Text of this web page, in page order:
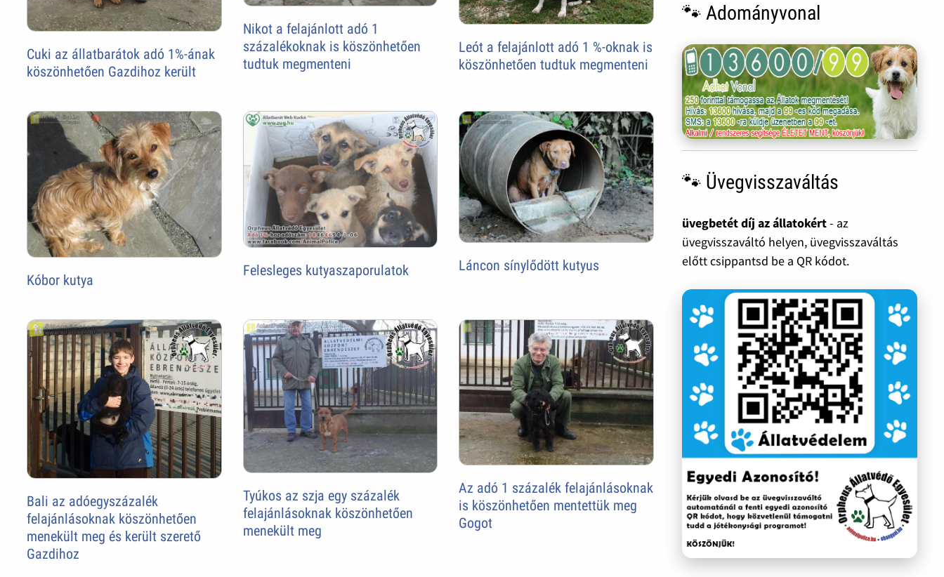
Cuki az állatbarátok adó 1%-ának
köszönhetően Gazdihoz került
Nikot a felajánlott adó 1
százalékoknak is köszönhetően
tudtuk megmenteni
Leót a felajánlott adó 1 %-oknak is
köszönhetően tudtuk megmenteni
Kóbor kutya
Felesleges kutyaszaporulatok Láncon sínylődött kutyus
Bali az adóegyszázalék
felajánlásoknak köszönhetően
menekült meg és került szerető
Gazdihoz
Tyúkos az szja egy százalék
felajánlásoknak köszönhetően
menekült meg
Az adó 1 százalék felajánlásoknak
is köszönhetően mentettük meg
Gogot
🐾 Adományvonal
🐾 Üvegvisszaváltás
üvegbetét díj az állatokért- az
üvegvisszaváltó helyen, üvegvisszaváltás
előtt csippantsd be a QR kódot.